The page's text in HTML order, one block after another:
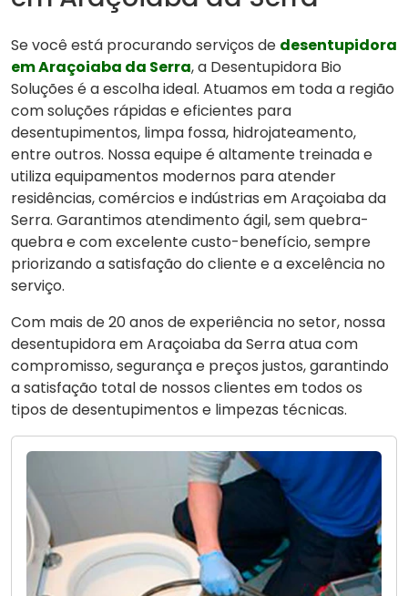
Se você está procurando serviços de desentupidora
em Araçoiaba da Serra, a Desentupidora Bio
Soluções é a escolha ideal. Atuamos em toda a região
com soluções rápidas e eficientes para
desentupimentos, limpa fossa, hidrojateamento,
entre outros. Nossa equipe é altamente treinada e
utiliza equipamentos modernos para atender
residências, comércios e indústrias em Araçoiaba da
Serra. Garantimos atendimento ágil, sem quebra-
quebra e com excelente custo-benefício, sempre
priorizando a satisfação do cliente e a excelência no
serviço.
Com mais de 20 anos de experiência no setor, nossa
desentupidora em Araçoiaba da Serra atua com
compromisso, segurança e preços justos, garantindo
a satisfação total de nossos clientes em todos os
tipos de desentupimentos e limpezas técnicas.